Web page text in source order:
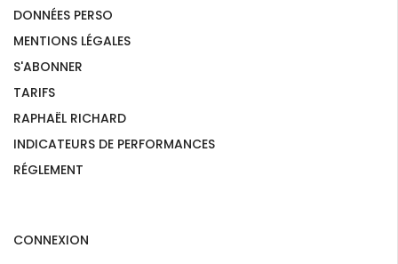
DONNÉES PERSO
MENTIONS LÉGALES
S'ABONNER
TARIFS
RAPHAËL RICHARD
INDICATEURS DE PERFORMANCES
RÉGLEMENT
CONNEXION